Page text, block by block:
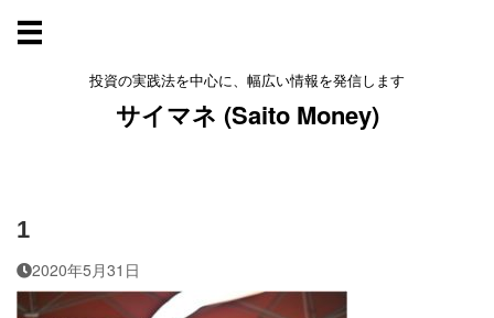
投資の実践法を中心に、幅広い情報を発信します
サイマネ (Saito Money)
1
2020年5月31日